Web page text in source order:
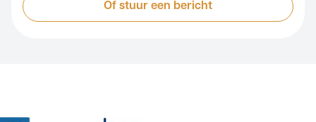
Of stuur een bericht